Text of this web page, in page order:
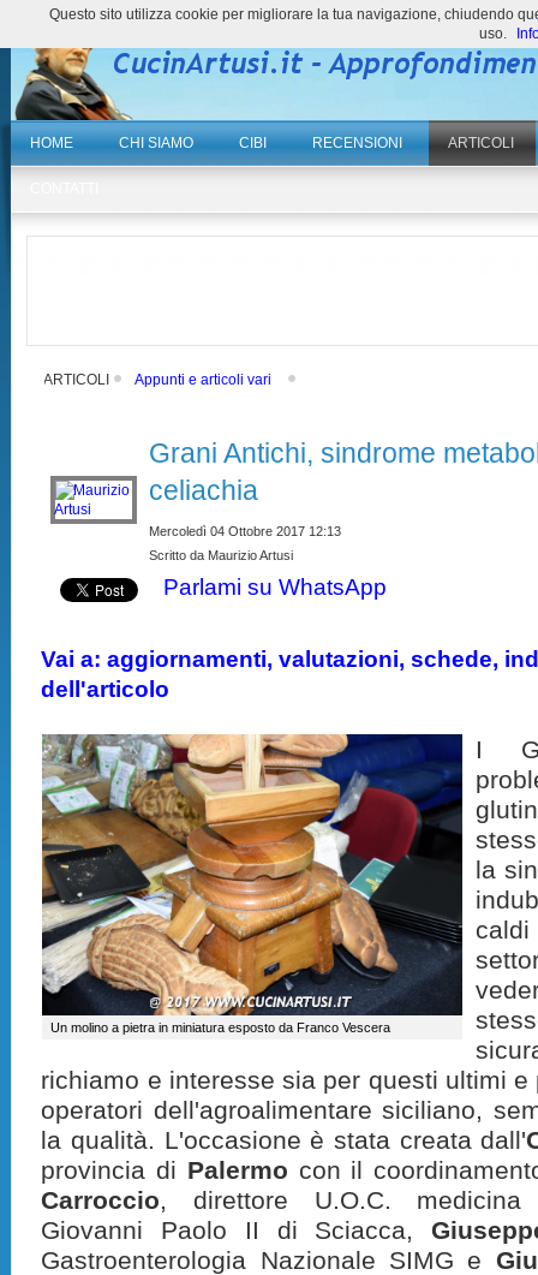
HOME CHI SIAMO CIBI RECENSIONI ARTICOLI
ARTICOLI Appunti e articoli vari
Grani Antichi, sindrome
celiachia
Mercoledì 04 Ottobre 2017 12:13
Scritto da Maurizio Artusi
Parlami su WhatsApp
Vai a: aggiornamenti, valutazioni, schede,
dell'articolo
Un molino a pietra in miniatura esposto da Franco Vescera
I
la
richiamo e interesse sia per questi ultimi
operatori dell'agroalimentare siciliano,
la qualità. L'occasione è stata creata dall'
provincia di Palermo con il
Carroccio, direttore U.O.C. medicina
Giovanni Paolo II di Sciacca,
Gastroenterologia Nazionale SIMG e
Questo sito utilizza cookie per migliorare la tua navigazione, chiudendo
uso.